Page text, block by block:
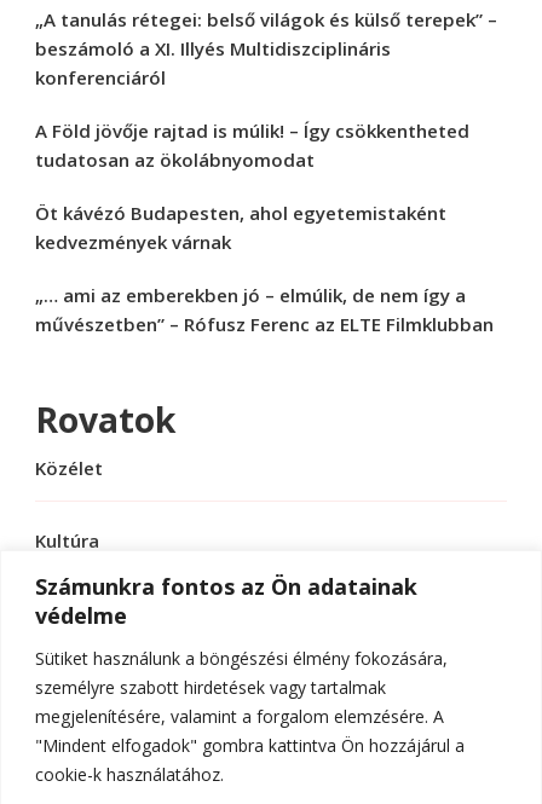
Számunkra fontos az Ön adatainak
védelme
Sütiket használunk a böngészési élmény fokozására,
személyre szabott hirdetések vagy tartalmak
megjelenítésére, valamint a forgalom elemzésére. A
"Mindent elfogadok" gombra kattintva Ön hozzájárul a
cookie-k használatához.
„A tanulás rétegei: belső világok és külső terepek” –
beszámoló a XI. Illyés Multidiszciplináris
konferenciáról
A Föld jövője rajtad is múlik! – Így csökkentheted
tudatosan az ökolábnyomodat
Öt kávézó Budapesten, ahol egyetemistaként
kedvezmények várnak
„… ami az emberekben jó – elmúlik, de nem így a
művészetben” – Rófusz Ferenc az ELTE Filmklubban
Rovatok
Közélet
Kultúra
Sport
Tudomány